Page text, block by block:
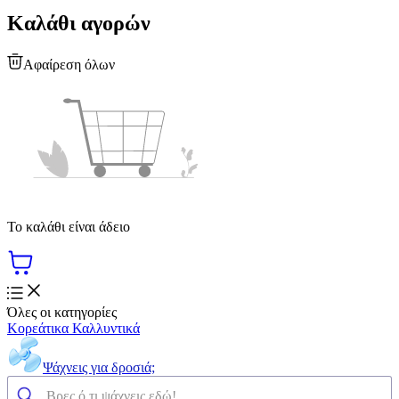
Καλάθι αγορών
Αφαίρεση όλων
Το καλάθι είναι άδειο
Όλες οι κατηγορίες
Κορεάτικα Καλλυντικά
Ψάχνεις για δροσιά;